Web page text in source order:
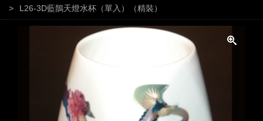
About Us
L26-3D藍鵲天燈水杯（單入）（精裝）